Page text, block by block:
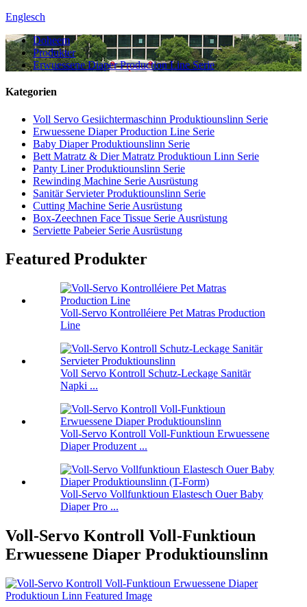
Englesch
Doheem
Produkter
Erwuessene Diaper Production Line Serie
Kategorien
Voll Servo Gesiichtermaschinn Produktiounslinn Serie
Erwuessene Diaper Production Line Serie
Baby Diaper Produktiounslinn Serie
Bett Matratz & Dier Matratz Produktioun Linn Serie
Panty Liner Produktiounslinn Serie
Rewinding Machine Serie Ausrüstung
Sanitär Servieter Produktiounslinn Serie
Cutting Machine Serie Ausrüstung
Box-Zeechnen Face Tissue Serie Ausrüstung
Serviette Pabeier Serie Ausrüstung
Featured Produkter
Voll-Servo Kontrolléiere Pet Matras Production
Line
Voll Servo Kontroll Schutz-Leckage Sanitär
Napki ...
Voll-Servo Kontroll Voll-Funktioun Erwuessene
Diaper Produzent ...
Voll-Servo Vollfunktioun Elastesch Ouer Baby
Diaper Pro ...
Voll-Servo Kontroll Voll-Funktioun
Erwuessene Diaper Produktiounslinn